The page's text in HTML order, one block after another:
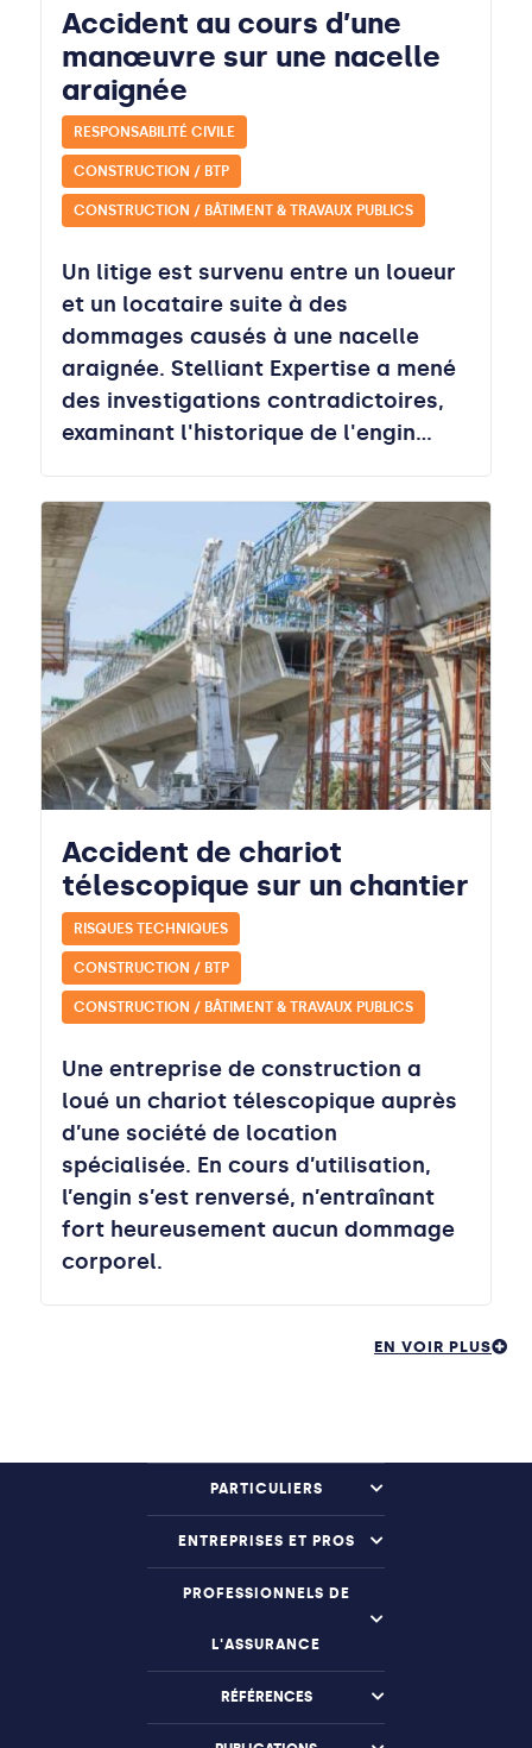
Accident au cours d’une
manœuvre sur une nacelle
araignée
RESPONSABILITÉ CIVILE
CONSTRUCTION / BTP
CONSTRUCTION / BÂTIMENT & TRAVAUX PUBLICS
Un litige est survenu entre un loueur
et un locataire suite à des
dommages causés à une nacelle
araignée. Stelliant Expertise a mené
des investigations contradictoires,
examinant l'historique de l'engin…
Accident de chariot
télescopique sur un chantier
RISQUES TECHNIQUES
CONSTRUCTION / BTP
CONSTRUCTION / BÂTIMENT & TRAVAUX PUBLICS
Une entreprise de construction a
loué un chariot télescopique auprès
d’une société de location
spécialisée. En cours d’utilisation,
l’engin s’est renversé, n’entraînant
fort heureusement aucun dommage
corporel.
EN VOIR PLUS
PARTICULIERS
ENTREPRISES ET PROS
PROFESSIONNELS DE
L'ASSURANCE
RÉFÉRENCES